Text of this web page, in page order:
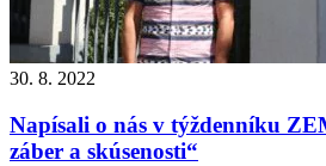
30. 8. 2022
Napísali o nás v týždenníku
záber a skúsenosti“